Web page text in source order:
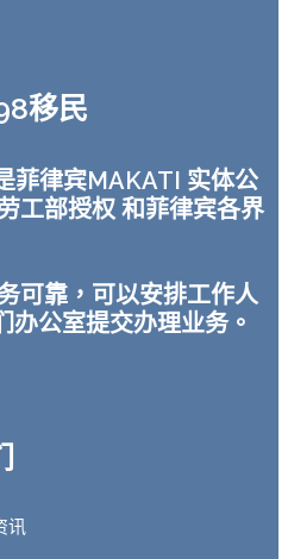
移民
菲律宾MAKATI 实体公
工部授权 和菲律宾各界
可靠，可以安排工作人
办公室提交办理业务。
讯